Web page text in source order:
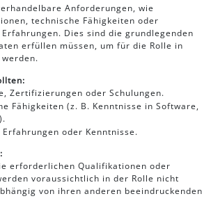
Anforderungen, wie
technische Fähigkeiten oder
Dies sind die grundlegenden
erfüllen müssen, um für die Rolle in
Zertifizierungen oder Schulungen.
Fähigkeiten (z. B. Kenntnisse in Software,
oder Kenntnisse.
erforderlichen Qualifikationen oder
voraussichtlich in der Rolle nicht
von ihren anderen beeindruckenden